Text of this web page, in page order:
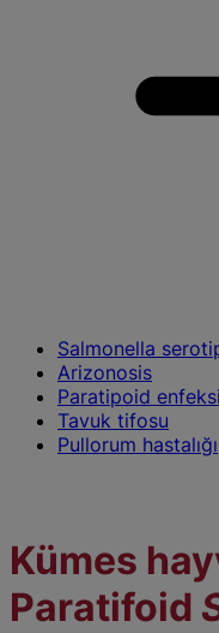
Salmonella
Arizonosis
Paratipoid
Tavuk tifosu
Pullorum hastalığı
Kümes
Paratifoid